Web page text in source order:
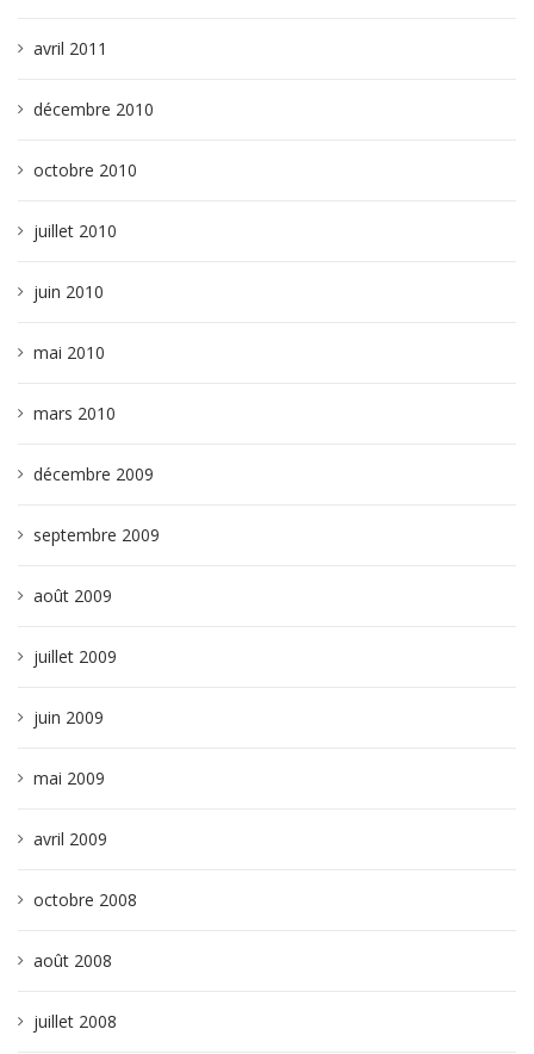
avril 2011
décembre 2010
octobre 2010
juillet 2010
juin 2010
mai 2010
mars 2010
décembre 2009
septembre 2009
août 2009
juillet 2009
juin 2009
mai 2009
avril 2009
octobre 2008
août 2008
juillet 2008